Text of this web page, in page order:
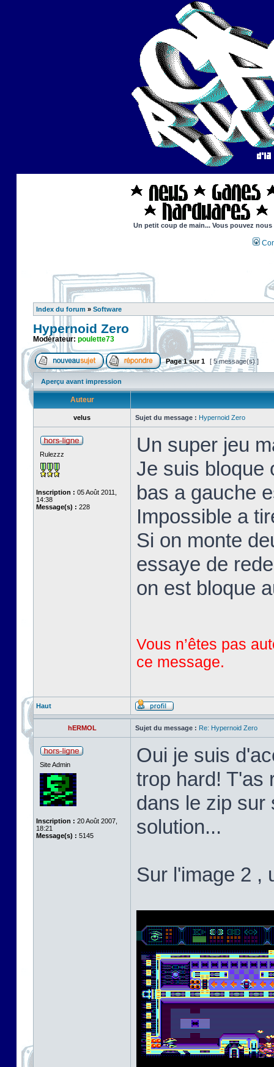
Un petit coup de main... Vous pouvez
Index du forum » Software
Hypernoid Zero
Modérateur: poulette73
Page1sur1 [ 5 message(s) ]
Aperçu avant impression
Auteur
velus Sujet du message : Hypernoid Zero
Rulezzz
Inscription : 05 Août 2011,
14:38
Message(s) : 228
Un super jeu
Je suis bloque
bas a gauche
Impossible a
Si on monte
essaye de
on est bloque
Vous n’êtes pas
ce message.
Haut
hERMOL Sujet du message : Re: Hypernoid Zero
Site Admin
Inscription : 20 Août 2007,
18:21
Message(s) : 5145
Oui je suis
trop hard! T'as
dans le zip sur
solution...
Sur l'image 2 ,